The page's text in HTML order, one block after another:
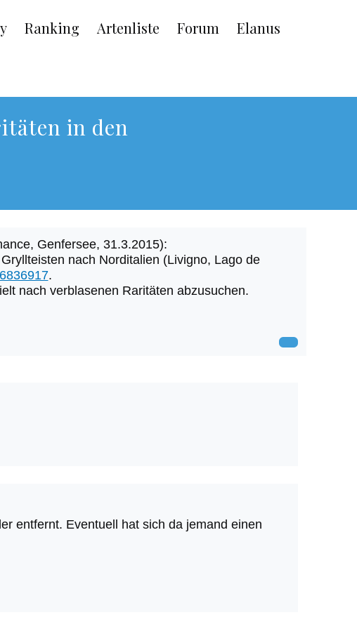
Ranking Artenliste Forum Elanus
in den
Genfersee, 31.3.2015):
nach Norditalien (Livigno, Lago de
.
nach verblasenen Raritäten abzusuchen.
entfernt. Eventuell hat sich da jemand einen